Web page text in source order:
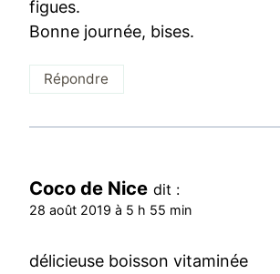
figues.
Bonne journée, bises.
Répondre
Coco de Nice dit :
28 août 2019 à 5 h 55 min
délicieuse boisson vitaminée